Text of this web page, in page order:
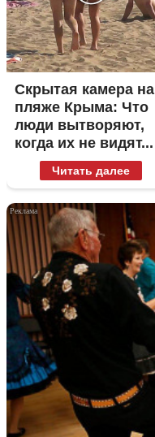
Скрытая камера на
пляже Крыма: Что
люди вытворяют,
когда их не видят...
Читать далее